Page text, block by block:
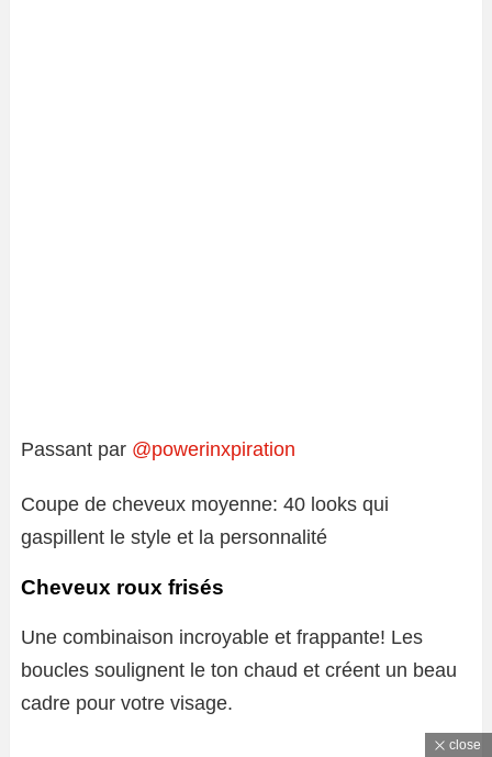
Passant par @powerinxpiration
Coupe de cheveux moyenne: 40 looks qui
gaspillent le style et la personnalité
Cheveux roux frisés
Une combinaison incroyable et frappante! Les
boucles soulignent le ton chaud et créent un beau
cadre pour votre visage.
close